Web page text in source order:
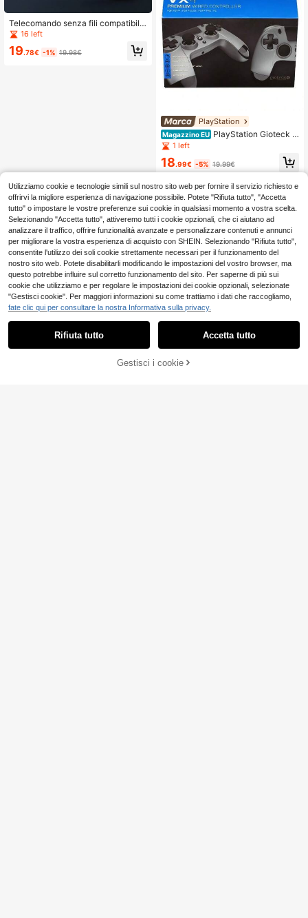
Telecomando senza fili compatibile
con P4/Pro/Slim e PC - Batteria da
1000mAh, sensore di movimento a
6 assi, jack audio
16 left
19.78€ -1% 19.98€
PlayStation
Magazzino EU PlayStation Gioteck V
X4 Premium Wired Controller (Silve
r) [PC/PS4]
1 left
18.99€ -5% 19.99€
AGGIUNGI AL CARRELLO
Utilizziamo cookie e tecnologie simili sul nostro sito web per fornire il servizio richiesto e
offrirvi la migliore esperienza di navigazione possibile. Potete "Rifiuta tutto", "Accetta
tutto" o impostare le vostre preferenze sui cookie in qualsiasi momento a vostra scelta.
Selezionando "Accetta tutto", attiveremo tutti i cookie opzionali, che ci aiutano ad
analizzare il traffico, offrire funzionalità avanzate e personalizzare contenuti e annunci
per migliorare la vostra esperienza di acquisto con SHEIN. Selezionando "Rifiuta tutto",
consentite l'utilizzo dei soli cookie strettamente necessari per il funzionamento del
nostro sito web. Potete disabilitarli modificando le impostazioni del vostro browser, ma
questo potrebbe influire sul corretto funzionamento del sito. Per saperne di più sui
cookie che utilizziamo e per regolare le impostazioni dei cookie opzionali, selezionate
"Gestisci cookie". Per maggiori informazioni su come trattiamo i dati che raccogliamo,
fate clic qui per consultare la nostra Informativa sulla privacy.
Rifiuta tutto Accetta tutto
Gestisci i cookie